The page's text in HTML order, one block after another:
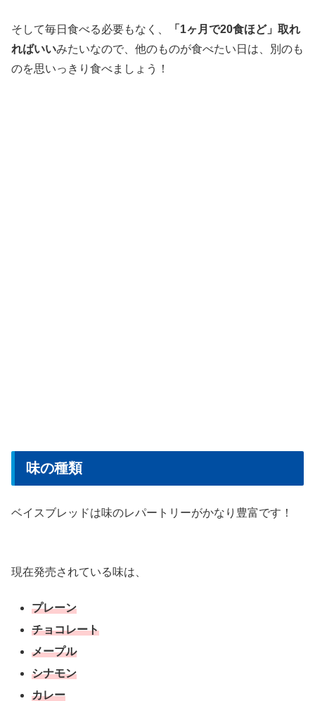
そして毎日食べる必要もなく、
「1ヶ月で20食ほど」取れ
ればいいみたいなので、他のものが食べたい日は、別のも
のを思いっきり食べましょう！
味の種類
ベイスブレッドは味のレパートリーがかなり豊富です！
現在発売されている味は、
プレーン
チョコレート
メープル
シナモン
カレー